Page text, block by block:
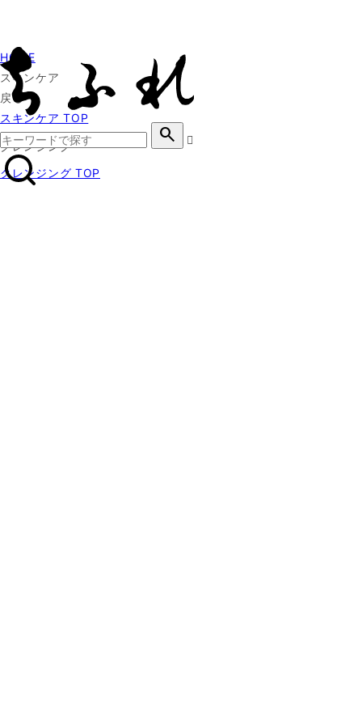
search
HOME
スキンケア
戻る
スキンケア TOP
クレンジング
クレンジング TOP